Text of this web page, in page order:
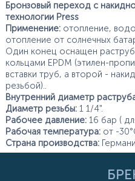
Бронзовый переход с
технологии Press
Применение: отопление,
отопление от солнечных
Один конец оснащен
кольцами EPDM (этилен-
вставки труб, а второй -
резьбой)..
Внутренний диаметр
Диаметр резьбы:1 1/4".
Рабочее давление: 16 бар (
Рабочая температура: от -
Страна производства: